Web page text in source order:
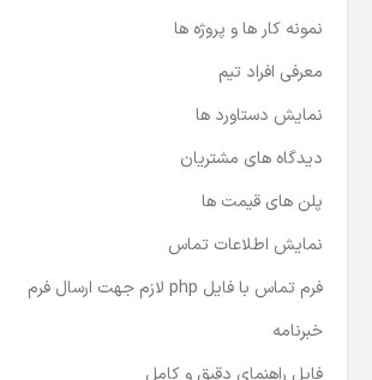
نمونه کار ها و پروژه ها
معرفی افراد تیم
نمایش دستاورد ها
دیدگاه های مشتریان
پلن های قیمت ها
نمایش اطلاعات تماس
فرم تماس با فایل php لازم جهت ارسال فرم
خبرنامه
فایل راهنمای دقیق و کامل